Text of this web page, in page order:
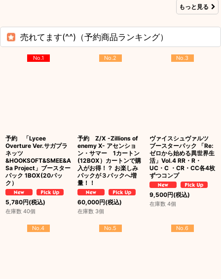
もっと見る
売れてます(^^)（予約商品ランキング）
No.1
予約 「Lycee
Overture Ver.サガプラ
ネッツ
&HOOKSOFT&SMEE&A
Sa Project」ブースター
パック 1BOX(20パッ
ク）
5,780円(税込)
在庫数 40個
No.2
予約 Z/X -Zillions of
enemy X- アセンショ
ン・サマー 1カートン
(12BOX）カートンで購
入がお得！？ お楽しみ
パックが３パックへ増
量！！
60,000円(税込)
在庫数 3個
No.3
ヴァイスシュヴァルツ
ブースターパック 「Re:
ゼロから始める異世界生
活」Vol.4 RR・R・
UC・C ・CR・CC各4枚
ずつコンプ
9,500円(税込)
在庫数 4個
No.4 No.5 No.6